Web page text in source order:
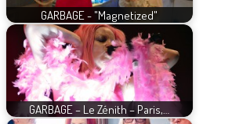
GARBAGE - "Magnetized"
GARBAGE – Le Zénith – Paris,…